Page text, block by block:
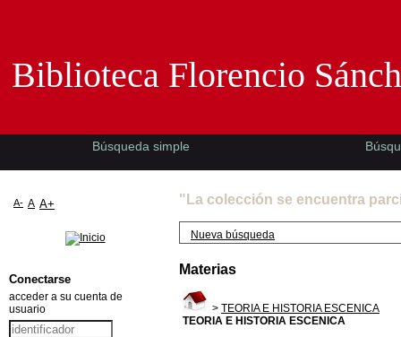
"La colección se encuentra
Nueva búsqueda
Materias
> TEORIA E HISTORIA ESCENICA
TEORIA E HISTORIA ESCENICA
Biblioteca Florencio
Búsqueda simple
A- A A+
Conectarse
acceder a su cuenta de
usuario